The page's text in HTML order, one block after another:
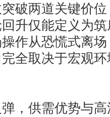
破两道关键价
升仅能定义为
作从恐慌式离
全取决于宏观
供需优势与高